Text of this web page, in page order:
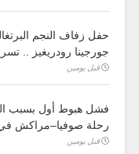
حفل زفاف النجم
جورجينا رودريغيز ..
قبل يومين
فشل هبوط أول بسبب
رحلة صوفيا–مراكش في
قبل يومين